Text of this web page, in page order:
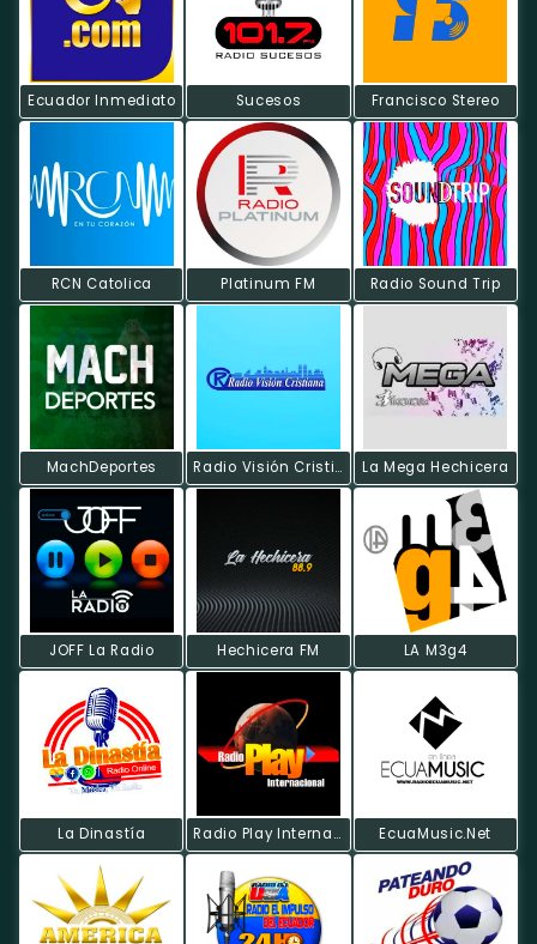
Ecuador Inmediato Sucesos Francisco Stereo
RCN Catolica Platinum FM Radio Sound Trip
MachDeportes Radio Visión Cristiana La Mega Hechicera
JOFF La Radio Hechicera FM LA M3g4
La Dinastía Radio Play Internacional EcuaMusic.Net